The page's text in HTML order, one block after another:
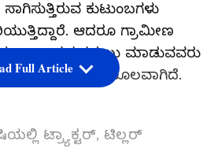
ಕುಟುಂಬಗಳು
ಆದರೂ ಗ್ರಾಮೀಣ
ಅಂತಹ ಕಸುಬು ಮಾಡುವವರು
ರೈತರಿಗೆ ಅನುಕೂಲವಾಗಿದೆ.
ಟ್ರ್ಯಾಕ್ಟರ್, ಟಿಲ್ಲರ್
Full Article